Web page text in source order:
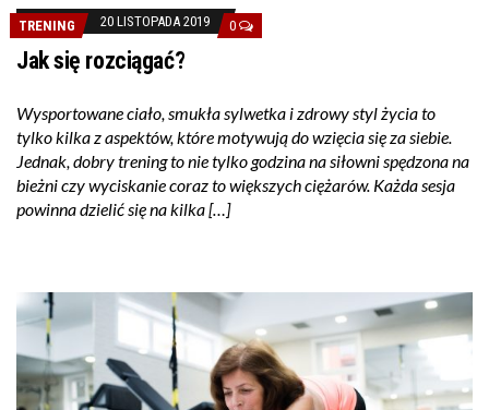
TRENING 20 LISTOPADA 2019 0
Jak się rozciągać?
Wysportowane ciało, smukła sylwetka i zdrowy styl życia to
tylko kilka z aspektów, które motywują do wzięcia się za siebie.
Jednak, dobry trening to nie tylko godzina na siłowni spędzona na
bieżni czy wyciskanie coraz to większych ciężarów. Każda sesja
powinna dzielić się na kilka […]